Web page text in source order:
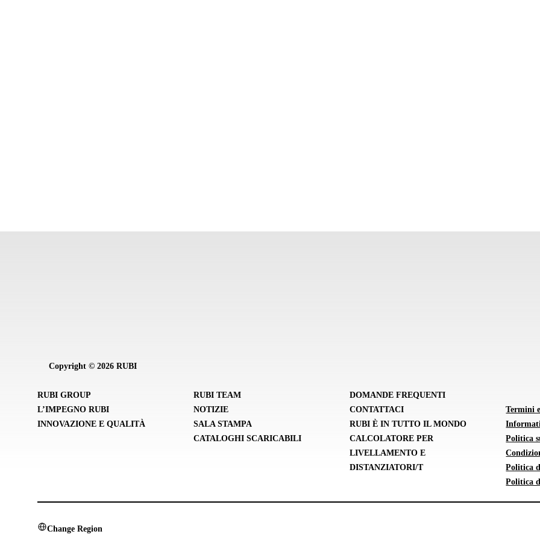
Copyright © 2026 RUBI
RUBI GROUP
L’IMPEGNO RUBI
INNOVAZIONE E QUALITÀ
RUBI TEAM
NOTIZIE
SALA STAMPA
CATALOGHI SCARICABILI
DOMANDE FREQUENTI
CONTATTACI
RUBI È IN TUTTO IL MONDO
CALCOLATORE PER
LIVELLAMENTO E
DISTANZIATORI/T
Termini
Politica
Politica
Politica
Change Region